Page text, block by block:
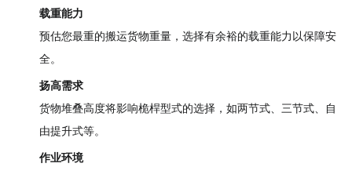
载重能力
预估您最重的搬运货物重量，选择有余裕的载重能力以保障安
全。
扬高需求
货物堆叠高度将影响桅桿型式的选择，如两节式、三节式、自
由提升式等。
作业环境